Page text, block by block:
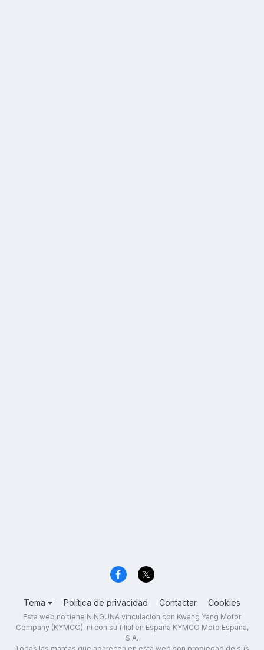
Tema Política de privacidad Contactar Cookies
Esta web no tiene NINGUNA vinculación con Kwang Yang Motor
Company (KYMCO), ni con su filial en España KYMCO Moto España,
S.A.